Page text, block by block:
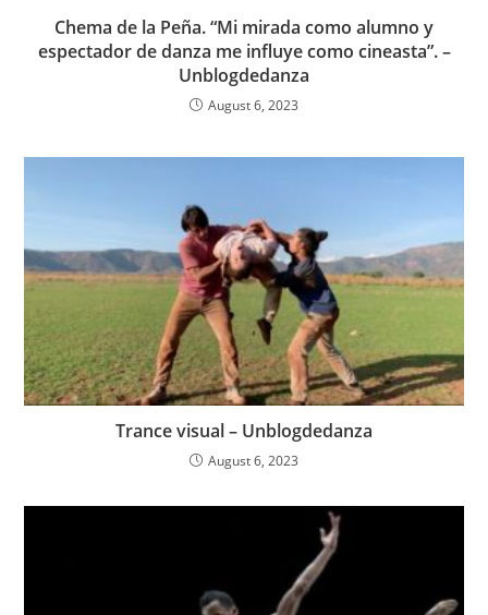
Chema de la Peña. “Mi mirada como alumno y
espectador de danza me influye como cineasta”. –
Unblogdedanza
August 6, 2023
Trance visual – Unblogdedanza
August 6, 2023